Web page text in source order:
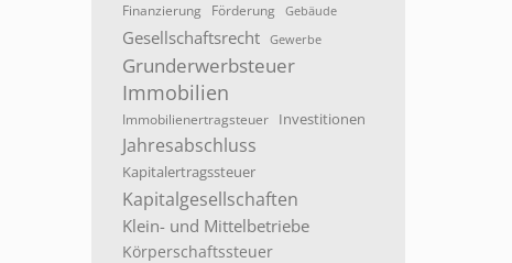
Finanzierung Förderung Gebäude
Gesellschaftsrecht Gewerbe
Grunderwerbsteuer
Immobilien
Immobilienertragsteuer Investitionen
Jahresabschluss
Kapitalertragssteuer
Kapitalgesellschaften
Klein- und Mittelbetriebe
Körperschaftssteuer